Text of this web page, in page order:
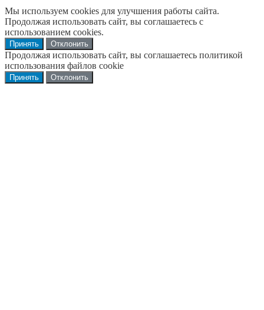
Мы используем cookies для улучшения работы сайта.
Продолжая использовать сайт, вы соглашаетесь с
использованием cookies.
Принять Отклонить
Продолжая использовать сайт, вы соглашаетесь политикой
использования файлов cookie
Принять Отклонить